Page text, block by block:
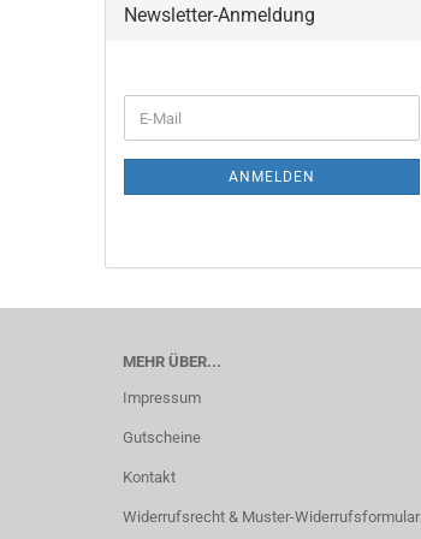
Newsletter-Anmeldung
ZUR
E-
Mail
ANMELDEN
MEHR ÜBER...
Impressum
Gutscheine
Kontakt
Widerrufsrecht & Muster-Widerrufsformular